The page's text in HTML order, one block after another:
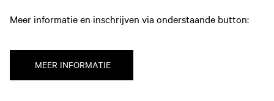
Meer informatie en inschrijven via onderstaande button:
MEER INFORMATIE